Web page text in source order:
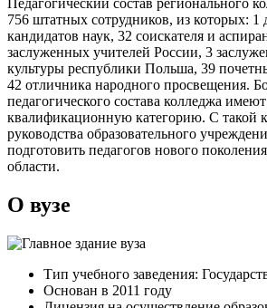
756 штатных сотрудников, из которых: 1
кандидатов наук, 32 соискателя и
заслуженных учителей России, 3
культуры республики Польша, 39
42 отличника народного просвещения.
педагогического состава колледжа
квалификационную категорию. С такой
руководства образовательного
подготовить педагогов нового
области.
О вузе
Тип учебного заведения:
Основан в 2011 году